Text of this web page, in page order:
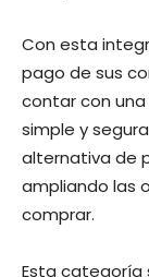
Con esta
pago de sus
contar con
simple y
alternativa de
ampliando las
comprar.
Esta categoría